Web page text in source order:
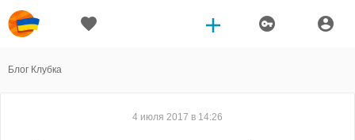
Блог Клубка
4 июля 2017 в 14:26